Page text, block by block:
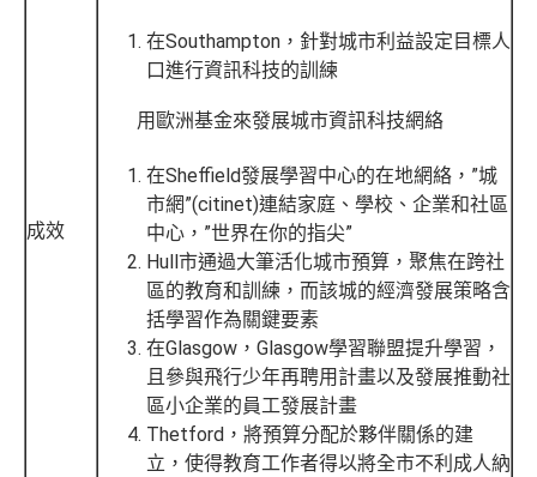
成效
在Southampton，針對城市利益設定目標人
口進行資訊科技的訓練
用歐洲基金來發展城市資訊科技網絡
在Sheffield發展學習中心的在地網絡，”城
市網”(citinet)連結家庭、學校、企業和社區
中心，”世界在你的指尖”
Hull市通過大筆活化城市預算，聚焦在跨社
區的教育和訓練，而該城的經濟發展策略含
括學習作為關鍵要素
在Glasgow，Glasgow學習聯盟提升學習，
且參與飛行少年再聘用計畫以及發展推動社
區小企業的員工發展計畫
Thetford，將預算分配於夥伴關係的建
立，使得教育工作者得以將全市不利成人納